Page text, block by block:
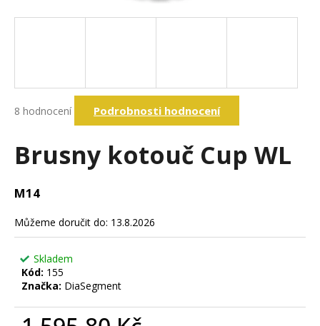
hodnocení
4,9
hvězdiček.
8 hodnocení Podrobnosti hodnocení
Brusny kotouč Cup WL
M14
Můžeme doručit do: 13.8.2026
Skladem
Kód: 155
Značka: DiaSegment
a
?
Hledat
D
o
p
r
u
u